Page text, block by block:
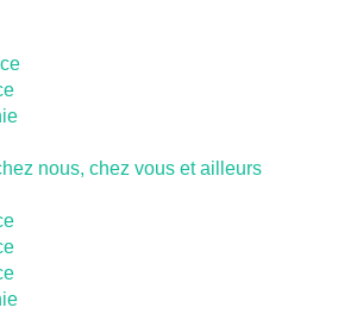
nous, chez vous et ailleurs